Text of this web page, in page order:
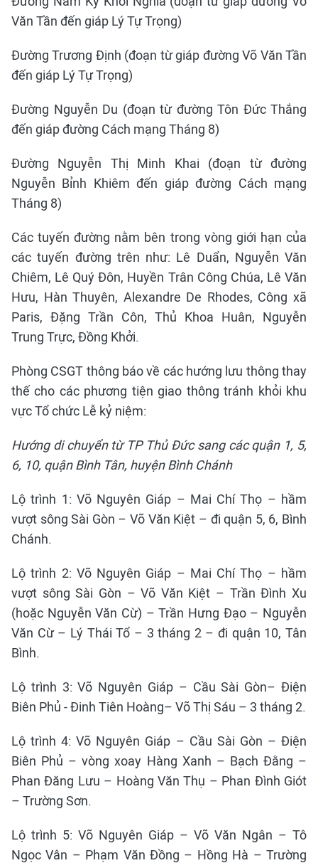
Văn Tần đến giáp Lý Tự Trọng)
Đường Trương Định (đoạn từ giáp đường Võ Văn Tần
đến giáp Lý Tự Trọng)
Đường Nguyễn Du (đoạn từ đường Tôn Đức Thắng
đến giáp đường Cách mạng Tháng 8)
Đường Nguyễn Thị Minh Khai (đoạn từ đường
Nguyễn Bỉnh Khiêm đến giáp đường Cách mạng
Tháng 8)
Các tuyến đường nằm bên trong vòng giới hạn của
các tuyến đường trên như: Lê Duẩn, Nguyễn Văn
Chiêm, Lê Quý Đôn, Huyền Trân Công Chúa, Lê Văn
Hưu, Hàn Thuyên, Alexandre De Rhodes, Công xã
Paris, Đặng Trần Côn, Thủ Khoa Huân, Nguyễn
Trung Trực, Đồng Khởi.
Phòng CSGT thông báo về các hướng lưu thông thay
thế cho các phương tiện giao thông tránh khỏi khu
vực Tổ chức Lễ kỷ niệm:
Hướng di chuyển từ TP Thủ Đức sang các quận 1, 5,
6, 10, quận Bình Tân, huyện Bình Chánh
Lộ trình 1: Võ Nguyên Giáp – Mai Chí Thọ – hầm
vượt sông Sài Gòn – Võ Văn Kiệt – đi quận 5, 6, Bình
Chánh.
Lộ trình 2: Võ Nguyên Giáp – Mai Chí Thọ – hầm
vượt sông Sài Gòn – Võ Văn Kiệt – Trần Đình Xu
(hoặc Nguyễn Văn Cừ) – Trần Hưng Đạo – Nguyễn
Văn Cừ – Lý Thái Tổ – 3 tháng 2 – đi quận 10, Tân
Bình.
Lộ trình 3: Võ Nguyên Giáp – Cầu Sài Gòn– Điện
Biên Phủ - Đinh Tiên Hoàng– Võ Thị Sáu – 3 tháng 2.
Lộ trình 4: Võ Nguyên Giáp – Cầu Sài Gòn – Điện
Biên Phủ – vòng xoay Hàng Xanh – Bạch Đằng –
Phan Đăng Lưu – Hoàng Văn Thụ – Phan Đình Giót
– Trường Sơn.
Lộ trình 5: Võ Nguyên Giáp – Võ Văn Ngân – Tô
Ngọc Vân – Phạm Văn Đồng – Hồng Hà – Trường